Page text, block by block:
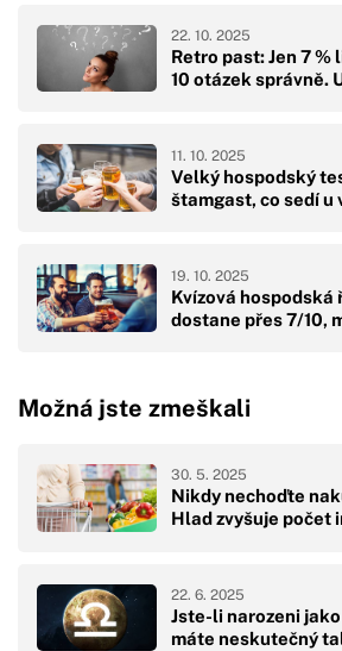
Retro past: Jen 7 %
10 otázek správně.
22. 10. 2025
Velký hospodský
11. 10. 2025
Kvízová hospodská
dostane přes 7/10,
19. 10. 2025
Možná jste zmeškali
Nikdy nechoďte
Hlad zvyšuje počet
30. 5. 2025
Jste-li narozeni
máte neskutečný
22. 6. 2025